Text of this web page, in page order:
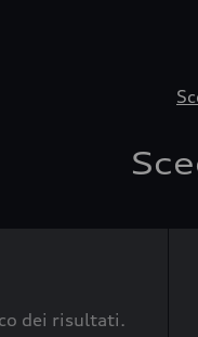
dei risultati.